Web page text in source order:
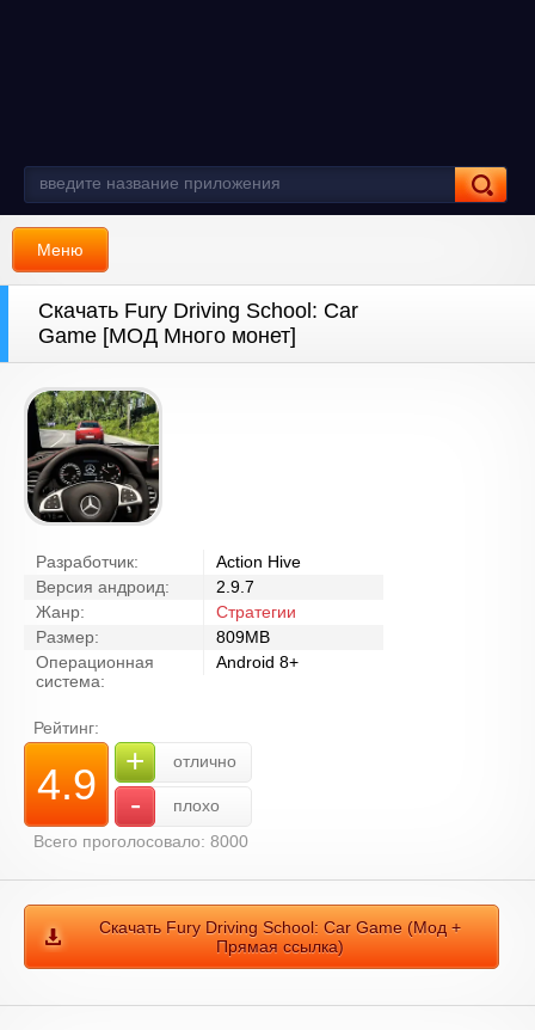
Меню
Скачать Fury Driving School: Car
Game [МОД Много монет]
Разработчик:
Action Hive
Версия андроид:
2.9.7
Жанр:
Стратегии
Размер:
809MB
Операционная
система:
Android 8+
Рейтинг:
4.9 + отлично
-
плохо
Всего проголосовало: 8000
Скачать Fury Driving School: Car Game (Мод +
Прямая ссылка)